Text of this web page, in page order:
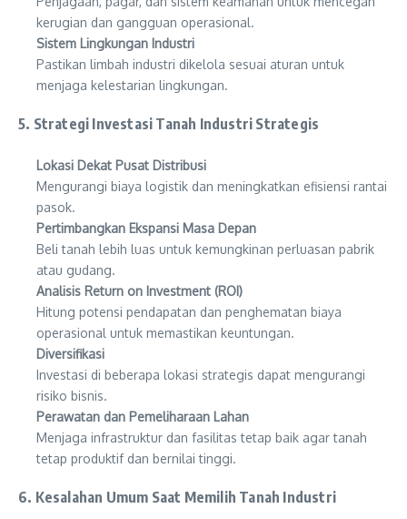
kerugian dan gangguan operasional.
Sistem Lingkungan Industri
Pastikan limbah industri dikelola sesuai aturan untuk
menjaga kelestarian lingkungan.
5. Strategi Investasi Tanah Industri Strategis
Lokasi Dekat Pusat Distribusi
Mengurangi biaya logistik dan meningkatkan efisiensi rantai
pasok.
Pertimbangkan Ekspansi Masa Depan
Beli tanah lebih luas untuk kemungkinan perluasan pabrik
atau gudang.
Analisis Return on Investment (ROI)
Hitung potensi pendapatan dan penghematan biaya
operasional untuk memastikan keuntungan.
Diversifikasi
Investasi di beberapa lokasi strategis dapat mengurangi
risiko bisnis.
Perawatan dan Pemeliharaan Lahan
Menjaga infrastruktur dan fasilitas tetap baik agar tanah
tetap produktif dan bernilai tinggi.
6. Kesalahan Umum Saat Memilih Tanah Industri